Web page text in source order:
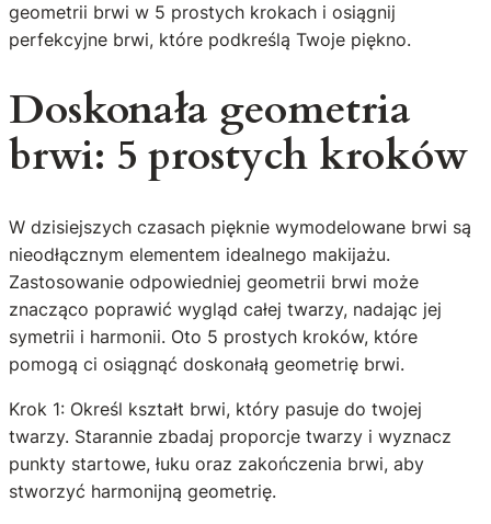
geometrii brwi w 5 prostych krokach i osiągnij
perfekcyjne brwi, które podkreślą Twoje piękno.
Doskonała geometria
brwi: 5 prostych kroków
W dzisiejszych czasach pięknie wymodelowane brwi są
nieodłącznym elementem idealnego makijażu.
Zastosowanie odpowiedniej geometrii brwi może
znacząco poprawić wygląd całej twarzy, nadając jej
symetrii i harmonii. Oto 5 prostych kroków, które
pomogą ci osiągnąć doskonałą geometrię brwi.
Krok 1: Określ kształt brwi, który pasuje do twojej
twarzy. Starannie zbadaj proporcje twarzy i wyznacz
punkty startowe, łuku oraz zakończenia brwi, aby
stworzyć harmonijną geometrię.